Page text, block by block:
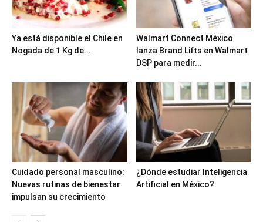
Ya está disponible el Chile en
Nogada de 1 Kg de...
Walmart Connect México
lanza Brand Lifts en Walmart
DSP para medir...
Cuidado personal masculino:
Nuevas rutinas de bienestar
impulsan su crecimiento
¿Dónde estudiar Inteligencia
Artificial en México?